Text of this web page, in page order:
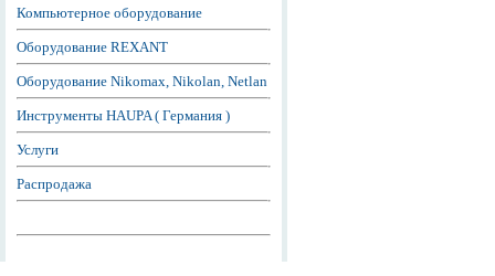
Компьютерное оборудование
Оборудование REXANT
Оборудование Nikomax, Nikolan, Netlan
Инструменты HAUPA ( Германия )
Услуги
Распродажа